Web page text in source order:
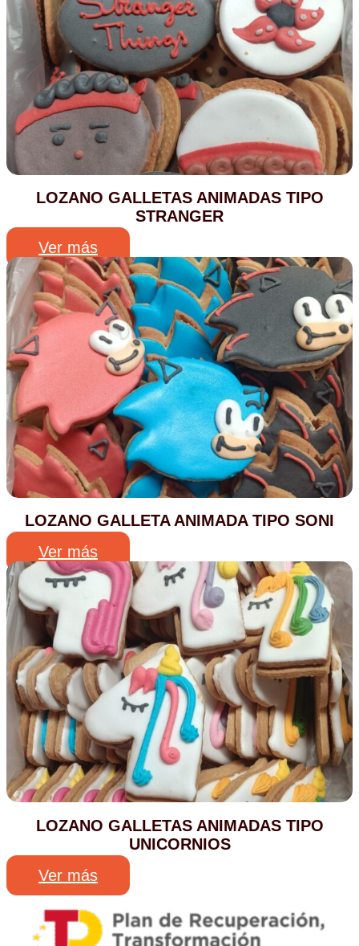
LOZANO GALLETAS ANIMADAS TIPO
STRANGER
Ver más
LOZANO GALLETA ANIMADA TIPO SONI
Ver más
LOZANO GALLETAS ANIMADAS TIPO
UNICORNIOS
Ver más